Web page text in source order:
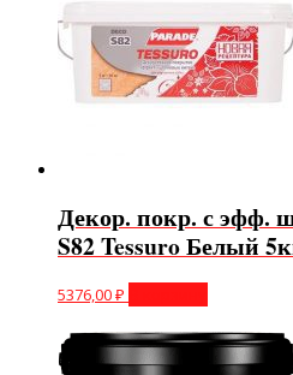
Декор. покр. с эфф.
S82 Tessuro Белый
5376,00₽